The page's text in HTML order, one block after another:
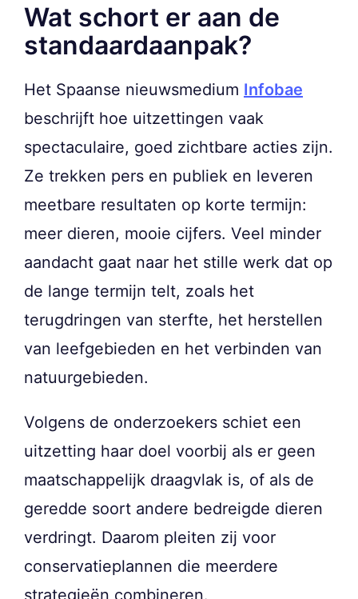
Wat schort er aan de
standaardaanpak?
Het Spaanse nieuwsmedium Infobae
beschrijft hoe uitzettingen vaak
spectaculaire, goed zichtbare acties zijn.
Ze trekken pers en publiek en leveren
meetbare resultaten op korte termijn:
meer dieren, mooie cijfers. Veel minder
aandacht gaat naar het stille werk dat op
de lange termijn telt, zoals het
terugdringen van sterfte, het herstellen
van leefgebieden en het verbinden van
natuurgebieden.
Volgens de onderzoekers schiet een
uitzetting haar doel voorbij als er geen
maatschappelijk draagvlak is, of als de
geredde soort andere bedreigde dieren
verdringt. Daarom pleiten zij voor
conservatieplannen die meerdere
strategieën combineren.